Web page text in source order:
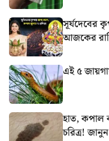
সূর্যদেবের
আজকের
এই ৫
হাত, কপাল
চরিত্র! জানুন